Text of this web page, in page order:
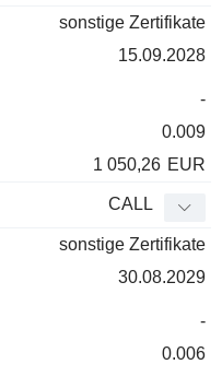
sonstige Zertifikate
15.09.2028
-
0.009
1 050,26 EUR
CALL
sonstige Zertifikate
30.08.2029
-
0.006